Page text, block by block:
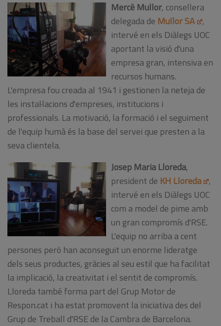
Mercè Mullor, consellera
delegada de Mullor SA ,
intervé en els Diàlegs UOC
aportant la visió d'una
empresa gran, intensiva en
recursos humans.
L'empresa fou creada al 1941 i gestionen la neteja de
les instal·lacions d'empreses, institucions i
professionals. La motivació, la formació i el seguiment
de l'equip humà és la base del servei que presten a la
seva clientela.
Josep Maria Lloreda,
president de KH Lloreda ,
intervé en els Diàlegs UOC
com a model de pime amb
un gran compromís d'RSE.
L'equip no arriba a cent
persones però han aconseguit un enorme lideratge
dels seus productes, gràcies al seu estil que ha facilitat
la implicació, la creativitat i el sentit de compromís.
Lloreda també forma part del Grup Motor de
Respon.cat i ha estat promovent la iniciativa des del
Grup de Treball d'RSE de la Cambra de Barcelona.